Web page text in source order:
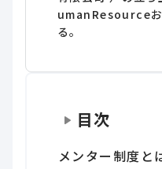
umanResourceお
る。
目次
メンター制度と